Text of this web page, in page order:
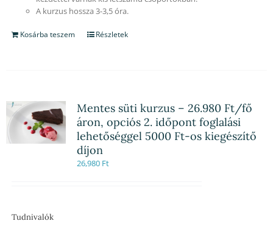
A kurzus hossza 3-3,5 óra.
Kosárba teszem Részletek
Mentes süti kurzus – 26.980 Ft/fő
áron, opciós 2. időpont foglalási
lehetőséggel 5000 Ft-os kiegészítő
díjon
26,980 Ft
Tudnivalók